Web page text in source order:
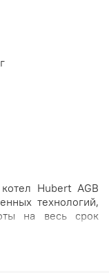
Hubert AGB
технологий,
на весь срок